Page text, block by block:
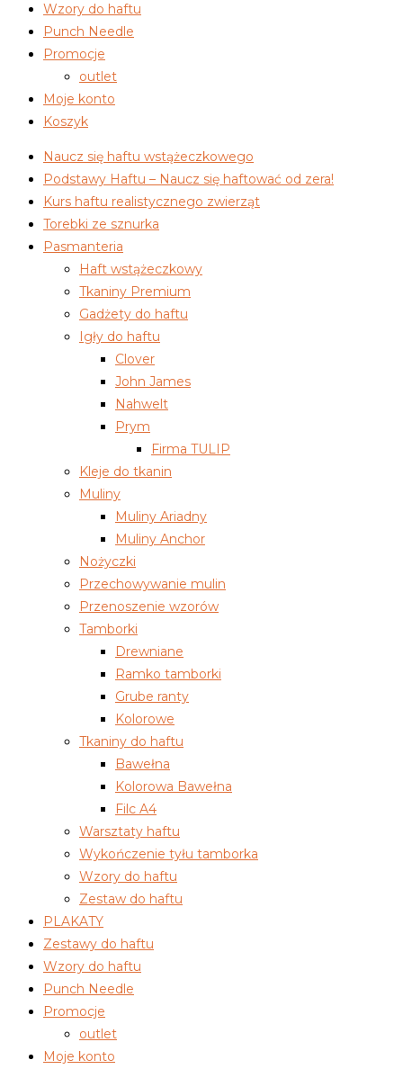
Wzory do haftu
Punch Needle
Promocje
outlet
Moje konto
Koszyk
Naucz się haftu wstążeczkowego
Podstawy Haftu – Naucz się haftować od zera!
Kurs haftu realistycznego zwierząt
Torebki ze sznurka
Pasmanteria
Haft wstążeczkowy
Tkaniny Premium
Gadżety do haftu
Igły do haftu
Clover
John James
Nahwelt
Prym
Firma TULIP
Kleje do tkanin
Muliny
Muliny Ariadny
Muliny Anchor
Nożyczki
Przechowywanie mulin
Przenoszenie wzorów
Tamborki
Drewniane
Ramko tamborki
Grube ranty
Kolorowe
Tkaniny do haftu
Bawełna
Kolorowa Bawełna
Filc A4
Warsztaty haftu
Wykończenie tyłu tamborka
Wzory do haftu
Zestaw do haftu
PLAKATY
Zestawy do haftu
Wzory do haftu
Punch Needle
Promocje
outlet
Moje konto